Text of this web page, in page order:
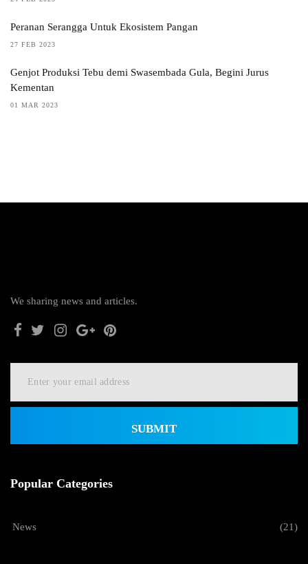
Peranan Serangga Untuk Ekosistem Pangan
27 FEB 2023
Genjot Produksi Tebu demi Swasembada Gula, Begini Jurus
Kementan
01 MAR 2023
We sharing news and articles.
SUBMIT
Popular Categories
News (21)